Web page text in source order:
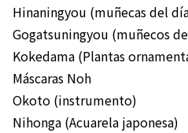
Hinaningyou (muñecas del
Gogatsuningyou (muñecos
Kokedama (Plantas
Máscaras Noh
Okoto (instrumento)
Nihonga (Acuarela japonesa)